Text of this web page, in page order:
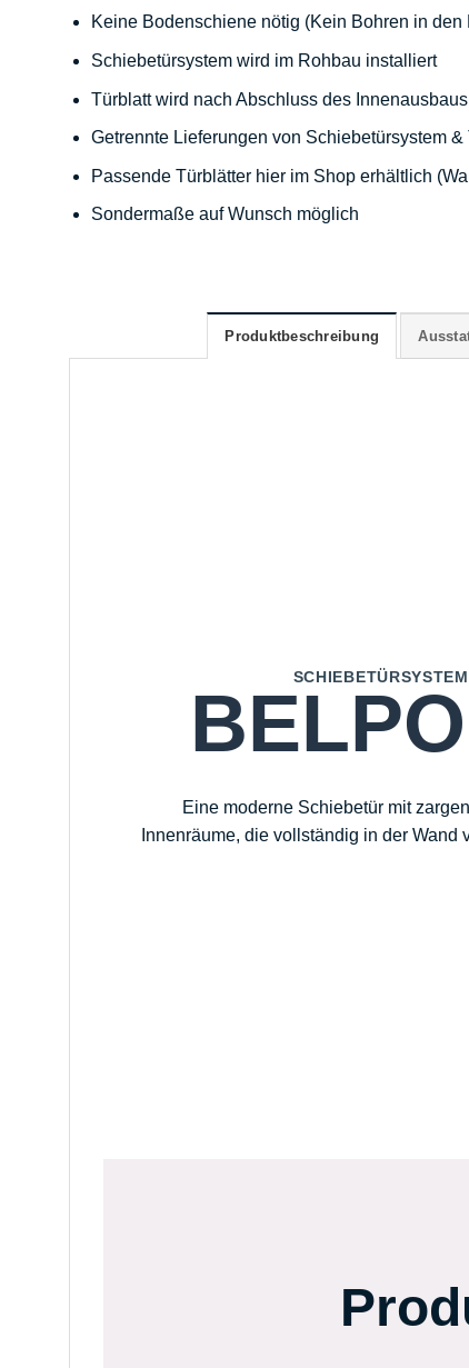
Keine Bodenschiene nötig (Kein Bohren in den
Schiebetürsystem wird im Rohbau installiert
Türblatt wird nach Abschluss des
Getrennte Lieferungen von Schiebetürsystem &
Passende Türblätter hier im Shop erhältlich
Sondermaße auf Wunsch möglich
Produktbeschreibung
SCHIEBETÜRSYSTEM
Eine moderne Schiebetür mit
Innenräume, die vollständig in der Wand